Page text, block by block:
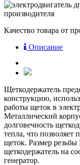
Качество товара от
Описание
Щеткодержатель
конструкцию,
работы щеток в
Металлический
долговечность
тепла, что позволяет
щеток. Размер резьбы
щеткодержатель на
генератор.